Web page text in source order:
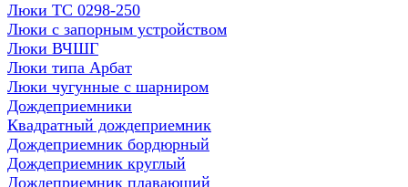
Люки ТС 0298-250
Люки с запорным устройством
Люки ВЧШГ
Люки типа Арбат
Люки чугунные с шарниром
Дождеприемники
Квадратный дождеприемник
Дождеприемник бордюрный
Дождеприемник круглый
Дождеприемник плавающий